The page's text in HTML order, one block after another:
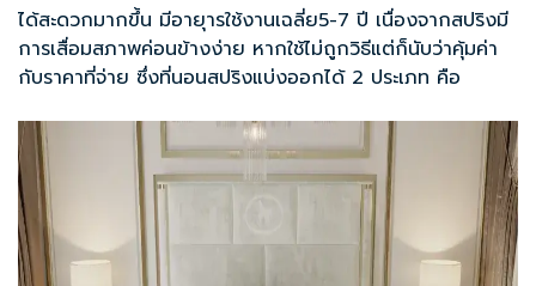
ได้สะดวกมากขึ้น มีอายุารใช้งานเฉลี่ย5-7 ปี เนื่องจากสปริงมี
การเสื่อมสภาพค่อนข้างง่าย หากใช้ไม่ถูกวิธีแต่ก็นับว่าคุ้มค่า
กับราคาที่จ่าย ซึ่งที่นอนสปริงแบ่งออกได้ 2 ประเภท คือ